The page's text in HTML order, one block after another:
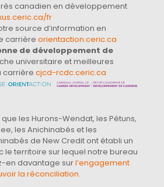
canadien en développement
fr
source d’information en
carrière orientaction.ceric.ca
de développement de
universitaire et meilleures
carrière cjcd-rcdc.ceric.ca
que les Hurons-Wendat, les Pétuns,
les Anichinabés et les
de New Credit ont établi un
le territoire sur lequel notre bureau
en davantage surl’engagement
la réconciliation.